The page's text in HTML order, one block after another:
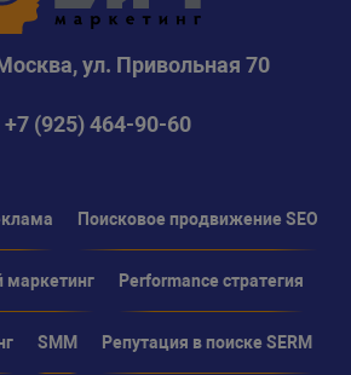
ул. Привольная 70
+7 (925) 464-90-60
Поисковое продвижение SEO
Performance стратегия
SMM Репутация в поиске SERM